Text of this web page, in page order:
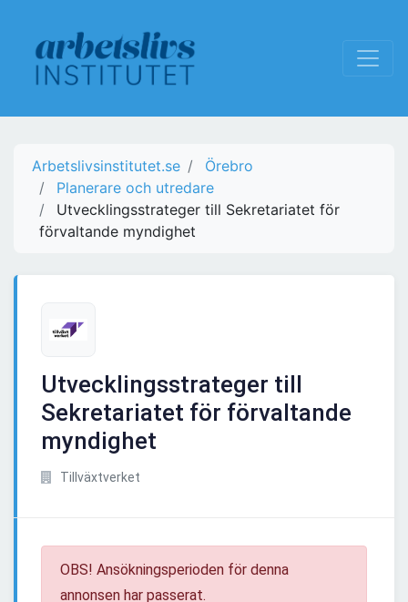
Arbetslivsinstitutet.se
Örebro
Planerare och utredare
Utvecklingsstrateger till Sekretariatet för
förvaltande myndighet
Utvecklingsstrateger till
Sekretariatet för förvaltande
myndighet
Tillväxtverket
OBS! Ansökningsperioden för denna
annonsen har passerat.